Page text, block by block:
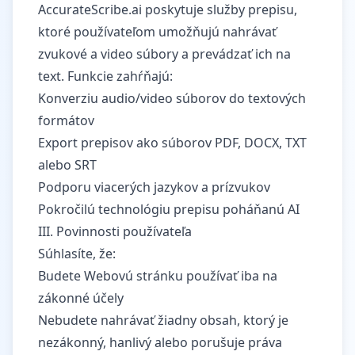
AccurateScribe.ai poskytuje služby prepisu,
ktoré používateľom umožňujú nahrávať
zvukové a video súbory a prevádzať ich na
text. Funkcie zahŕňajú:
Konverziu audio/video súborov do textových
formátov
Export prepisov ako súborov PDF, DOCX, TXT
alebo SRT
Podporu viacerých jazykov a prízvukov
Pokročilú technológiu prepisu poháňanú AI
III. Povinnosti používateľa
Súhlasíte, že:
Budete Webovú stránku používať iba na
zákonné účely
Nebudete nahrávať žiadny obsah, ktorý je
nezákonný, hanlivý alebo porušuje práva